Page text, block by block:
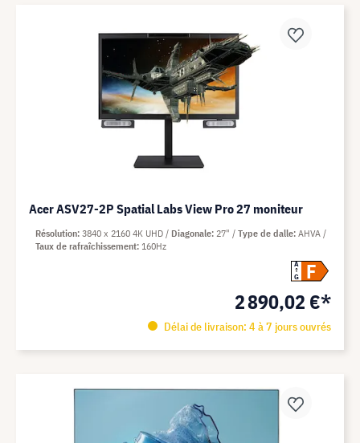
Acer ASV27-2P Spatial Labs View Pro 27 moniteur
A
G
F
2 890,02 €*
Délai de livraison: 4 à 7 jours ouvrés
Résolution 3840 x 2160 4K UHD Diagonale 27" Type de dalle AHVA
Taux de rafraîchissement 160Hz